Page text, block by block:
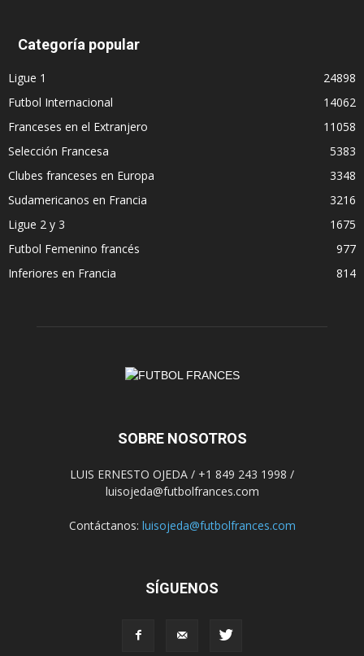
Categoría popular
Ligue 1
24898
Futbol Internacional
14062
Franceses en el Extranjero
11058
Selección Francesa
5383
Clubes franceses en Europa
3348
Sudamericanos en Francia
3216
Ligue 2 y 3
1675
Futbol Femenino francés
977
Inferiores en Francia
814
SOBRE NOSOTROS
LUIS ERNESTO OJEDA / +1 849 243 1998 /
luisojeda@futbolfrances.com
Contáctanos: luisojeda@futbolfrances.com
SÍGUENOS